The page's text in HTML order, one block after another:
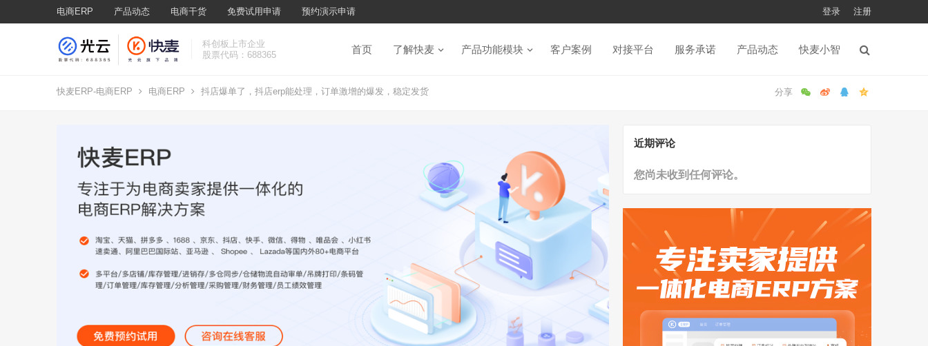
电商ERP 产品动态 电商干货 免费试用申请 预约演示申请 登录 注册
科创板上市企业
股票代码：688365
首页 了解快麦 产品功能模块 客户案例 对接平台 服务承诺 产品动态 快麦小智
快麦ERP-电商ERP 电商ERP 抖店爆单了，抖店erp能处理，订单激增的爆发，稳定发货
近期评论
您尚未收到任何评论。